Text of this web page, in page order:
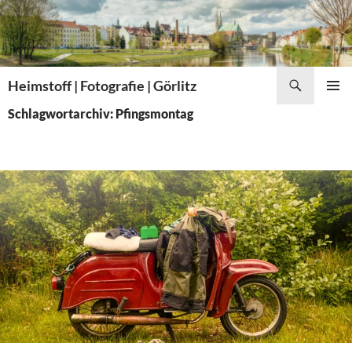
Zum
Inhalt
springen
Heimstoff | Fotografie | Görlitz
Schlagwortarchiv: Pfingsmontag